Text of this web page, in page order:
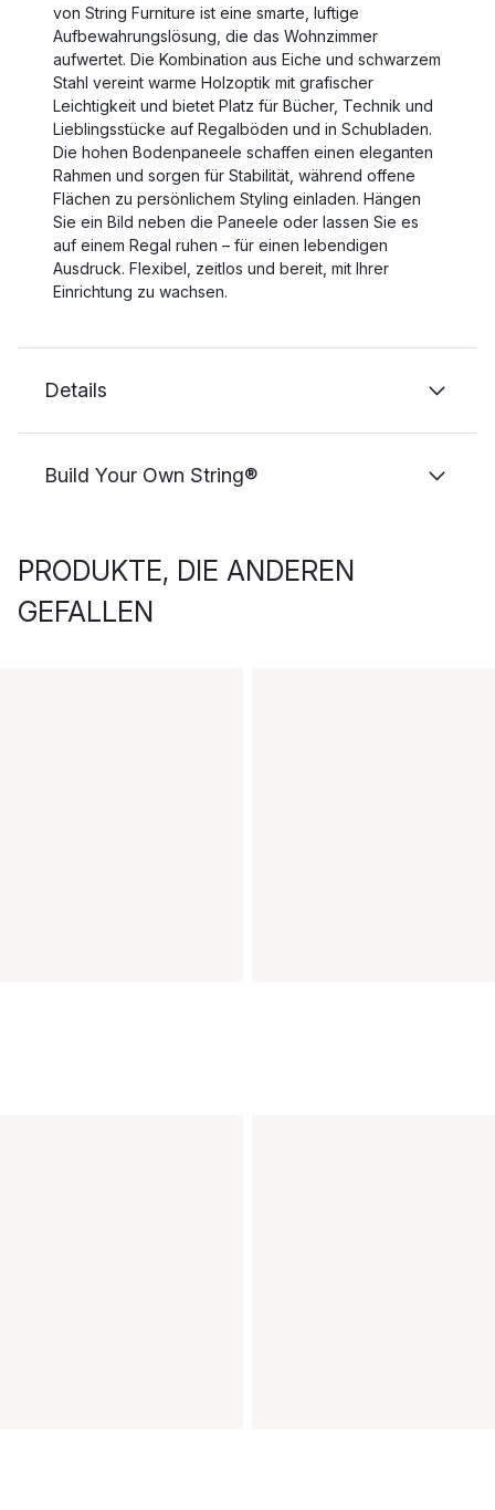
von String Furniture ist eine smarte, luftige
Aufbewahrungslösung, die das Wohnzimmer
aufwertet. Die Kombination aus Eiche und schwarzem
Stahl vereint warme Holzoptik mit grafischer
Leichtigkeit und bietet Platz für Bücher, Technik und
Lieblingsstücke auf Regalböden und in Schubladen.
Die hohen Bodenpaneele schaffen einen eleganten
Rahmen und sorgen für Stabilität, während offene
Flächen zu persönlichem Styling einladen. Hängen
Sie ein Bild neben die Paneele oder lassen Sie es
auf einem Regal ruhen – für einen lebendigen
Ausdruck. Flexibel, zeitlos und bereit, mit Ihrer
Einrichtung zu wachsen.
Details
Build Your Own String®
PRODUKTE, DIE ANDEREN
GEFALLEN